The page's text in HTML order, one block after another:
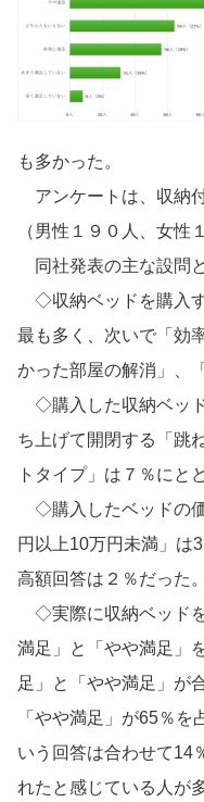
も多かった。
アンケートは、収納
（男性１９０人、女性
同社発表の主な設問
◇収納ベッドを購入す
最も多く、次いで「効
かった部屋の解消」、
◇購入した収納ベッド
ち上げて開閉する「跳
トタイプ」は７％にと
◇購入したベッドの価
円以上10万円未満」は
高額回答は２％だった。
◇実際に収納ベッドを
満足」と「やや満足」
足」と「やや満足」が
「やや満足」が65％
いう回答は合わせて14
れたと感じている人が